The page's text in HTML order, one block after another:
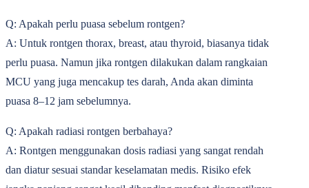
Q: Apakah perlu puasa sebelum rontgen?
A: Untuk rontgen thorax, breast, atau thyroid, biasanya tidak
perlu puasa. Namun jika rontgen dilakukan dalam rangkaian
MCU yang juga mencakup tes darah, Anda akan diminta
puasa 8–12 jam sebelumnya.
Q: Apakah radiasi rontgen berbahaya?
A: Rontgen menggunakan dosis radiasi yang sangat rendah
dan diatur sesuai standar keselamatan medis. Risiko efek